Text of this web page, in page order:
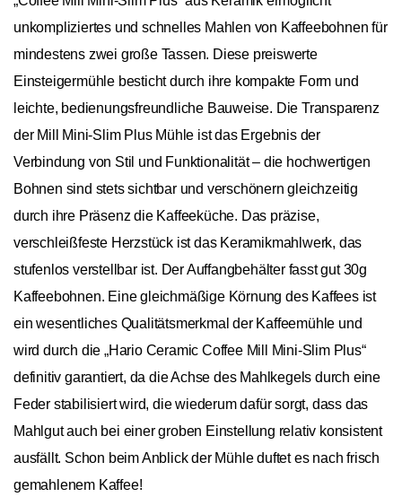
unkompliziertes und schnelles Mahlen von Kaffeebohnen für
mindestens zwei große Tassen. Diese preiswerte
Einsteigermühle besticht durch ihre kompakte Form und
leichte, bedienungsfreundliche Bauweise. Die Transparenz
der Mill Mini-Slim Plus Mühle ist das Ergebnis der
Verbindung von Stil und Funktionalität – die hochwertigen
Bohnen sind stets sichtbar und verschönern gleichzeitig
durch ihre Präsenz die Kaffeeküche. Das präzise,
verschleißfeste Herzstück ist das Keramikmahlwerk, das
stufenlos verstellbar ist. Der Auffangbehälter fasst gut 30g
Kaffeebohnen. Eine gleichmäßige Körnung des Kaffees ist
ein wesentliches Qualitätsmerkmal der Kaffeemühle und
wird durch die „Hario Ceramic Coffee Mill Mini-Slim Plus“
definitiv garantiert, da die Achse des Mahlkegels durch eine
Feder stabilisiert wird, die wiederum dafür sorgt, dass das
Mahlgut auch bei einer groben Einstellung relativ konsistent
ausfällt. Schon beim Anblick der Mühle duftet es nach frisch
gemahlenem Kaffee!